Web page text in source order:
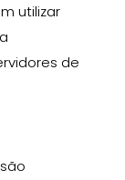
utilizar
de